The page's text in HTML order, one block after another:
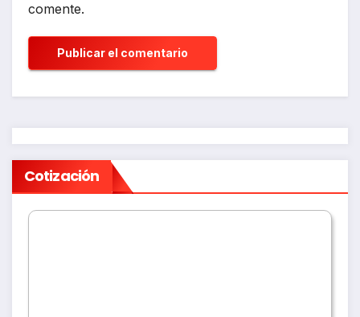
comente.
Cotización